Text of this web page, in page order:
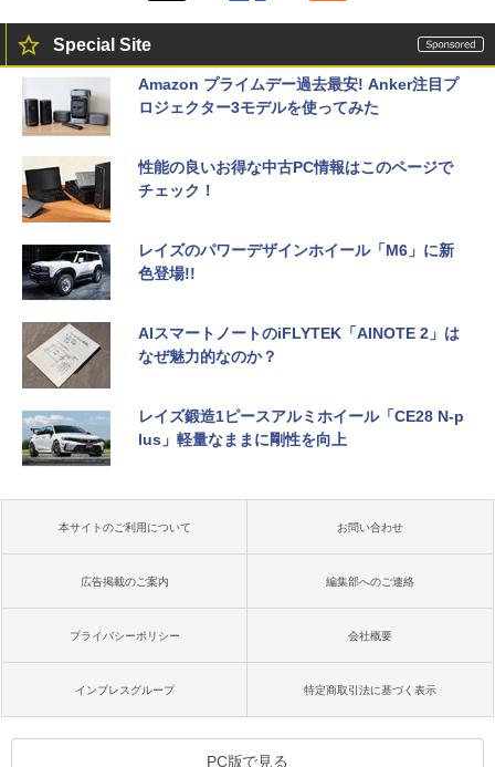
Special Site
Amazon プライムデー過去最安! Anker注目プ
ロジェクター3モデルを使ってみた
性能の良いお得な中古PC情報はこのページで
チェック！
レイズのパワーデザインホイール「M6」に新
色登場!!
AIスマートノートのiFLYTEK「AINOTE 2」は
なぜ魅力的なのか？
レイズ鍛造1ピースアルミホイール「CE28 N-p
lus」軽量なままに剛性を向上
本サイトのご利用について お問い合わせ
広告掲載のご案内 編集部へのご連絡
プライバシーポリシー 会社概要
インプレスグループ 特定商取引法に基づく表示
PC版で見る